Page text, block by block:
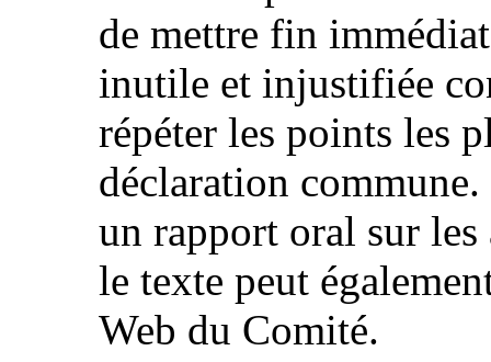
de mettre fin
inutile et injustifiée
répéter les points les
déclaration
un rapport oral sur
le texte peut
Web du Comité.